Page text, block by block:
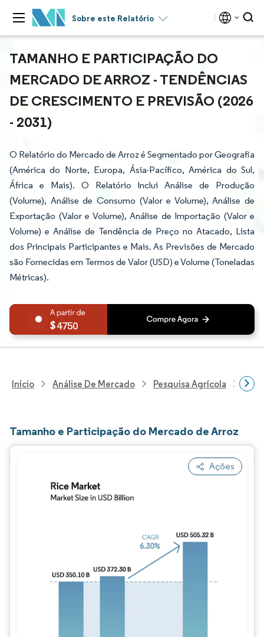
Sobre este Relatório
TAMANHO E PARTICIPAÇÃO DO
MERCADO DE ARROZ - TENDÊNCIAS
DE CRESCIMENTO E PREVISÃO (2026
- 2031)
O Relatório do Mercado de Arroz é Segmentado por Geografia
(América do Norte, Europa, Ásia-Pacífico, América do Sul,
África e Mais). O Relatório Inclui Análise de Produção
(Volume), Análise de Consumo (Valor e Volume), Análise de
Exportação (Valor e Volume), Análise de Importação (Valor e
Volume) e Análise de Tendência de Preço no Atacado, Lista
dos Principais Participantes e Mais. As Previsões de Mercado
são Fornecidas em Termos de Valor (USD) e Volume (Toneladas
Métricas).
4750
Início Análise De Mercado Pesquisa Agrícola
Tamanho e Participação do Mercado de Arroz
Ações